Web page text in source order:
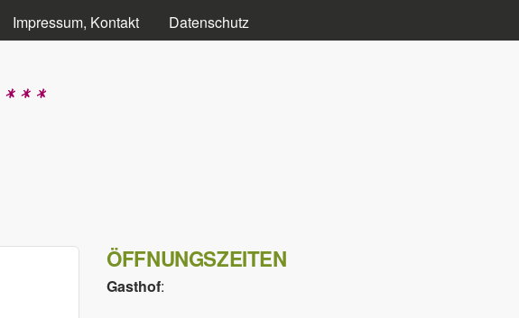
Impressum, Kontakt Datenschutz
ÖFFNUNGSZEITEN
Gasthof: